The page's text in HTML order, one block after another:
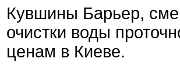
Кувшины Барьер,
очистки воды
ценам в Киеве.